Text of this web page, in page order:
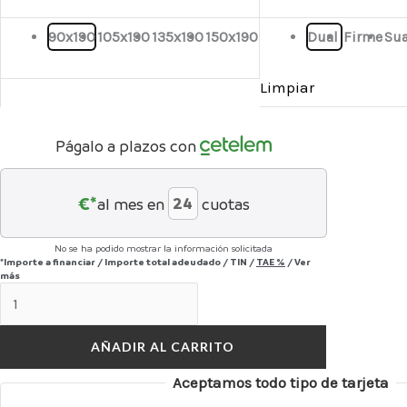
90x190105x190135x190150x190 Dual Firme
Limpiar
Págalo a plazos con
€*al mes en cuotas
No se ha podido mostrar la información solicitada
*Importe a financiar / Importe total adeudado / TIN / TAE % /Ver
más
AÑADIR AL CARRITO
Aceptamos todo tipo de tarjeta